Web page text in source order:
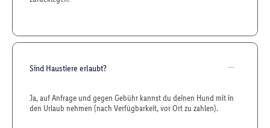
Sind Haustiere erlaubt?
Ja, auf Anfrage und gegen Gebühr kannst du deinen Hund mit in
den Urlaub nehmen (nach Verfügbarkeit, vor Ort zu zahlen).